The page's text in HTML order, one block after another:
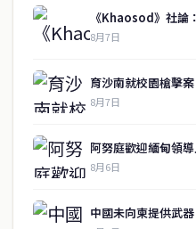
《Khaosod》社論
8月7日
育沙南就校園槍擊
8月7日
阿努庭歡迎緬甸領
8月6日
中國未向柬提供武
泰國中文新聞（TCN）是一家總
供即時、客觀、多元的中文新聞內
快速連結
即時
政治
綜合